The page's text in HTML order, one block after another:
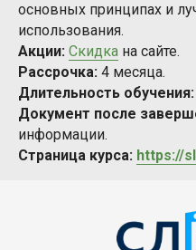
основных принципах и
использования.
Акции: Скидка на сайте.
Рассрочка: 4 месяца.
Длительность обучения:
Документ после
информации.
Страница курса: https://